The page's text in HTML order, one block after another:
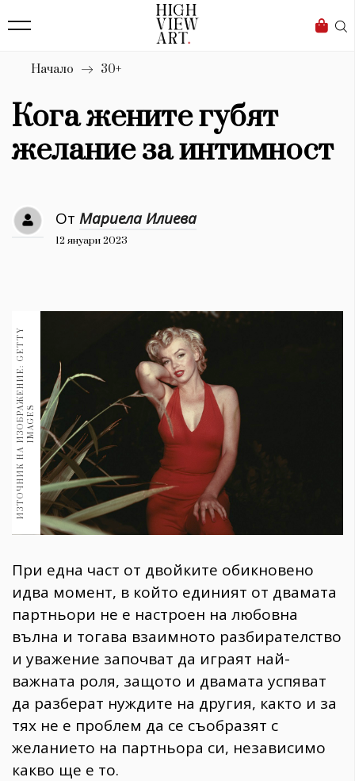
Бизнес
Мода
Dialogue
Изкуство
4340
Красота
777
Книги
30+
Гурме 1710
Пътувай
237
Здраве 389
382
Wellness
1817
ПОСЛЕДВАЙТЕ
НИ
Начало 30+
Кога жените губят
желание за интимност
От Мариела Илиева
12 януари 2023
И
З
Т
О
Ч
Н
И
К
Н
А
И
З
О
Б
РА
Ж
Е
Н
И
Е
:
G
E
T
T
Y
I
M
A
G
ES
При една част от двойките обикновено
идва момент, в който единият от двамата
партньори не е настроен на любовна
вълна и тогава взаимното разбирателство
и уважение започват да играят най-
важната роля, защото и двамата успяват
да разберат нуждите на другия, както и за
тях не е проблем да се съобразят с
желанието на партньора си, независимо
какво ще е то.